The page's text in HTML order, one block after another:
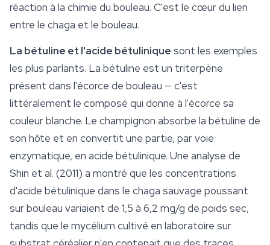
réaction à la chimie du bouleau. C'est le cœur du lien
entre le chaga et le bouleau.
La bétuline et l'acide bétulinique sont les exemples
les plus parlants. La bétuline est un triterpène
présent dans l'écorce de bouleau — c'est
littéralement le composé qui donne à l'écorce sa
couleur blanche. Le champignon absorbe la bétuline de
son hôte et en convertit une partie, par voie
enzymatique, en acide bétulinique. Une analyse de
Shin et al. (2011) a montré que les concentrations
d'acide bétulinique dans le chaga sauvage poussant
sur bouleau variaient de 1,5 à 6,2 mg/g de poids sec,
tandis que le mycélium cultivé en laboratoire sur